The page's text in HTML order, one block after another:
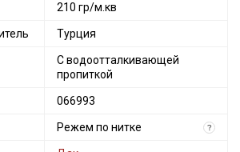
210 гр/м.кв
Турция
С водоотталкивающей
пропиткой
066993
Режем по нитке ?